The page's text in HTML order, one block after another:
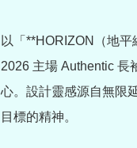
以「**HORIZON（地
2026 主場 Authentic 長
心。設計靈感源自無限
目標的精神。